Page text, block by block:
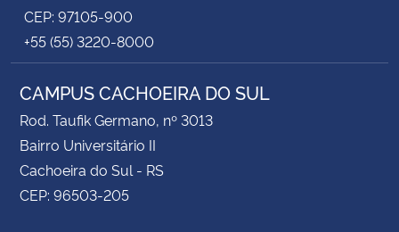
CEP: 97105-900
+55 (55) 3220-8000
CAMPUS CACHOEIRA DO SUL
Rod. Taufik Germano, nº 3013
Bairro Universitário II
Cachoeira do Sul - RS
CEP: 96503-205